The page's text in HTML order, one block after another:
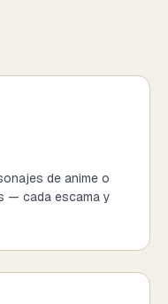
de anime o
— cada escama y